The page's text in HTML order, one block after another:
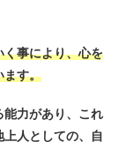
く事により、心を
ます。
能力があり、これ
人としての、自